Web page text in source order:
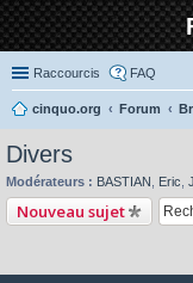
Raccourcis FAQ
cinquo.org Forum
Divers
Modérateurs : BASTIAN Eric
Nouveau sujet